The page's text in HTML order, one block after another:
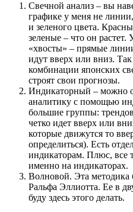
Свечной анализ – вы
графике у меня не
и зеленого цвета.
зеленые – что он
«хвосты» – прямые
идут вверх или вниз.
комбинации японских
строят свои прогнозы.
Индикаторный – можно
аналитику с помощью
большие группы:
четко идет вверх или
которые движутся то
определиться). Есть
индикаторам. Плюс, все
именно на индикаторах.
Волновой. Эта методика
Ральфа Эллиотта. Ее в
буду здесь этого делать.